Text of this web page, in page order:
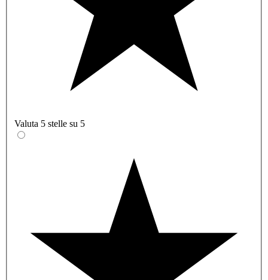
Valuta 5 stelle su 5